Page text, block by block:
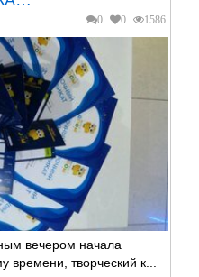
0 0 1586
вечером начала
времени, творческий к...